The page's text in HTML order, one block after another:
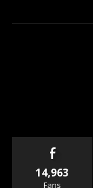
14,963
Fans